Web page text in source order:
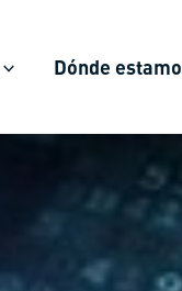
Dónde